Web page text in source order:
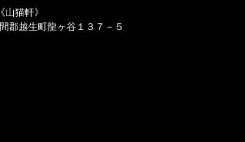
猫軒》
郡越生町龍ヶ谷１３７－５